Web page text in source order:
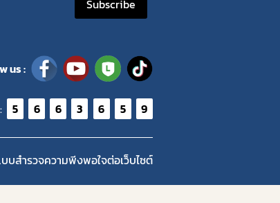
Subscribe
us :
5 6 6 3 6 5 9
บสำรวจความพีงพอใจต่อเว็บไซต์